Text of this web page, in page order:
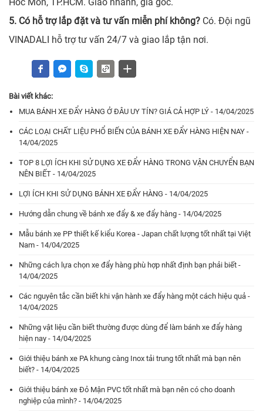
Hóc Môn, TP.HCM. Giao nhanh, giá gốc.
5. Có hỗ trợ lắp đặt và tư vấn miễn phí không? Có. Đội ngũ
VINADALI hỗ trợ tư vấn 24/7 và giao lắp tận nơi.
Bài viết khác:
MUA BÁNH XE ĐẨY HÀNG Ở ĐÂU UY TÍN? GIÁ CẢ HỢP LÝ - 14/04/2025
CÁC LOẠI CHẤT LIỆU PHỔ BIẾN CỦA BÁNH XE ĐẨY HÀNG HIỆN NAY -
14/04/2025
TOP 8 LỢI ÍCH KHI SỬ DỤNG XE ĐẨY HÀNG TRONG VẬN CHUYỂN BẠN
NÊN BIẾT - 14/04/2025
LỢI ÍCH KHI SỬ DỤNG BÁNH XE ĐẨY HÀNG - 14/04/2025
Hướng dẫn chung về bánh xe đẩy & xe đẩy hàng - 14/04/2025
Mẫu bánh xe PP thiết kế kiểu Korea - Japan chất lượng tốt nhất tại Việt
Nam - 14/04/2025
Những cách lựa chọn xe đẩy hàng phù hợp nhất định bạn phải biết -
14/04/2025
Các nguyên tắc cần biết khi vận hành xe đẩy hàng một cách hiệu quả -
14/04/2025
Những vật liệu cần biết thường được dùng để làm bánh xe đẩy hàng
hiện nay - 14/04/2025
Giới thiệu bánh xe PA khung càng Inox tải trung tốt nhất mà bạn nên
biết? - 14/04/2025
Giới thiệu bánh xe Đỏ Mận PVC tốt nhất mà bạn nên có cho doanh
nghiệp của mình? - 14/04/2025